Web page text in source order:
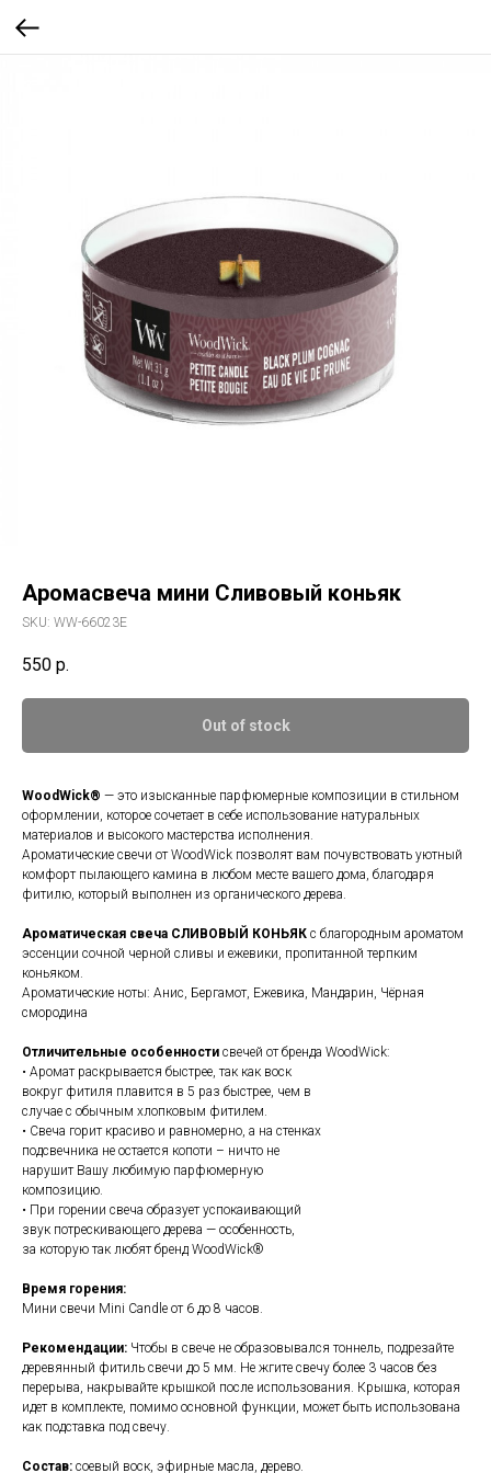
Аромасвеча мини Сливовый коньяк
SKU: WW-66023E
550 р.
Out of stock
WoodWick® — это изысканные парфюмерные композиции в стильном
оформлении, которое сочетает в себе использование натуральных
материалов и высокого мастерства исполнения.
Ароматические свечи от WoodWick позволят вам почувствовать уютный
комфорт пылающего камина в любом месте вашего дома, благодаря
фитилю, который выполнен из органического дерева.
Ароматическая свеча СЛИВОВЫЙ КОНЬЯК c благородным ароматом
эссенции сочной черной сливы и ежевики, пропитанной терпким
коньяком.
Ароматические ноты: Анис, Бергамот, Ежевика, Мандарин, Чёрная
смородина
Отличительные особенности свечей от бренда WoodWick:
• Аромат раскрывается быстрее, так как воск
вокруг фитиля плавится в 5 раз быстрее, чем в
случае с обычным хлопковым фитилем.
• Свеча горит красиво и равномерно, а на стенках
подсвечника не остается копоти – ничто не
нарушит Вашу любимую парфюмерную
композицию.
• При горении свеча образует успокаивающий
звук потрескивающего дерева — особенность,
за которую так любят бренд WoodWick®
Время горения:
Мини свечи Mini Candle от 6 до 8 часов.
Рекомендации: Чтобы в свече не образовывался тоннель, подрезайте
деревянный фитиль свечи до 5 мм. Не жгите свечу более 3 часов без
перерыва, накрывайте крышкой после использования. Крышка, которая
идет в комплекте, помимо основной функции, может быть использована
как подставка под свечу.
Состав: соевый воск, эфирные масла, дерево.